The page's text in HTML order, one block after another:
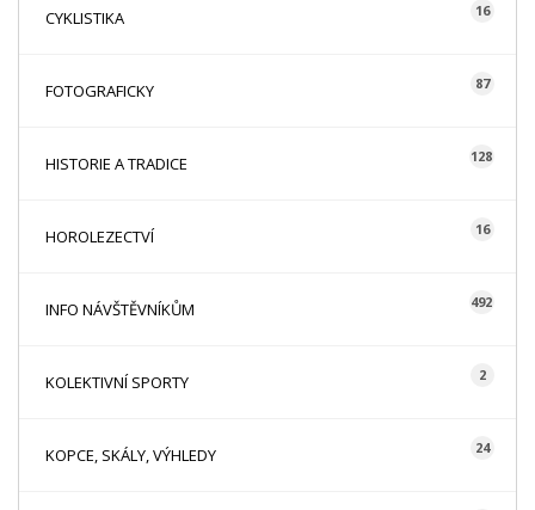
CYKLISTIKA 16
FOTOGRAFICKY 87
HISTORIE A TRADICE 128
HOROLEZECTVÍ 16
INFO NÁVŠTĚVNÍKŮM 492
KOLEKTIVNÍ SPORTY 2
KOPCE, SKÁLY, VÝHLEDY 24